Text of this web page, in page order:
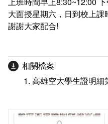
數位學生證換發
校訊電子報
畢業學分配置
專業基礎必修課程
各學系學位授予
大面授星期六，日到校上課
謝謝大家配合!
相關檔案
高雄空大學生證明細